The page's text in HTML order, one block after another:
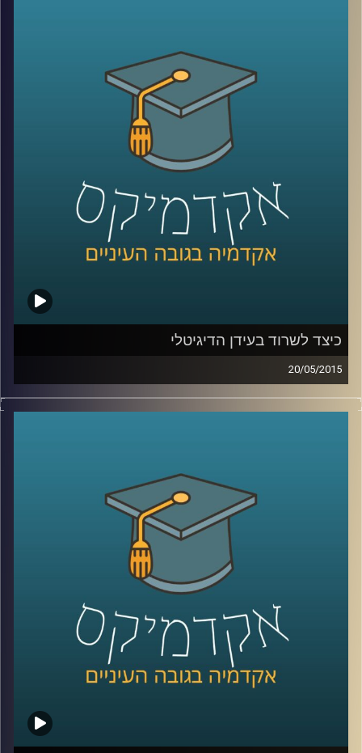
הגבוהה של אמריקאים להצלחה הם הגורמים
להתעניינות הרבה והעקבית של האמריקאים
בישראל. מתי הזדהו עם ישראל יותר ומתי
פחות? האם יש הבדלי הזדהות לפי פילוח של
גיל, השכלה, דת, גזע והשתייכות מפלגתית
דמוקרטים)?
קרדיט תמונות:AudioVersity
כיצד לשרוד בעידן הדיגיטלי
20/05/2015
קשה להאמין עד כמה משפיעים עלינו אמצעי
שינויים אלו. מה עלינו ללמוד כדי לגדול
מתאימים לעולם הדיגיטלי ולשינויים הרבים
והמהירים המתרחשים בו? אילו תכונות כדאי
לשפר ולטפח על מנת להשתלב בשוק העבודה
הנוכחי, שדורש גמישות רבה ?
קרדיט תמונות: AudioVersity